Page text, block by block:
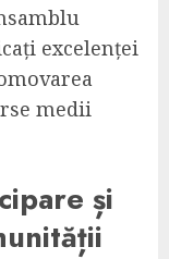
excelenței
medii
și